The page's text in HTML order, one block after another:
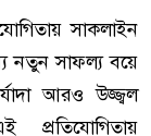
সাকলাইন
নতুন সাফল্য বয়ে
আরও উজ্জ্বল